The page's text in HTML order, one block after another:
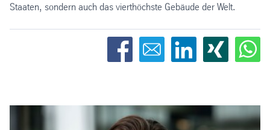
Staaten, sondern auch das vierthöchste Gebäude der Welt.